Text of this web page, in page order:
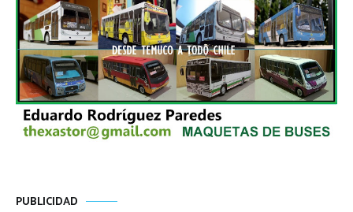
PUBLICIDAD